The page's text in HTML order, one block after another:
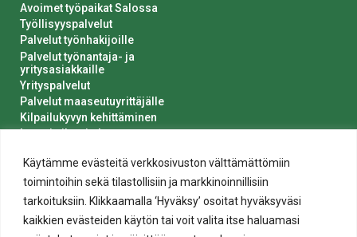
Käytämme evästeitä verkkosivuston välttämättömiin
toimintoihin sekä tilastollisiin ja markkinoinnillisiin
tarkoituksiin. Klikkaamalla ‘Hyväksy’ osoitat hyväksyväsi
kaikkien evästeiden käytön tai voit valita itse haluamasi
Avoimet työpaikat Salossa
Työllisyyspalvelut
Palvelut työnhakijoille
Palvelut työnantaja- ja
yritysasiakkaille
Yrityspalvelut
Palvelut maaseutuyrittäjälle
Kilpailukyvyn kehittäminen
Luvat ja ilmoitukset